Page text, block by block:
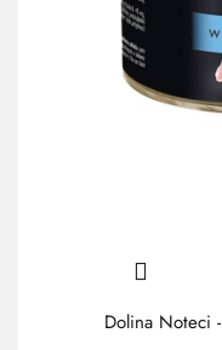
Dolina Noteci